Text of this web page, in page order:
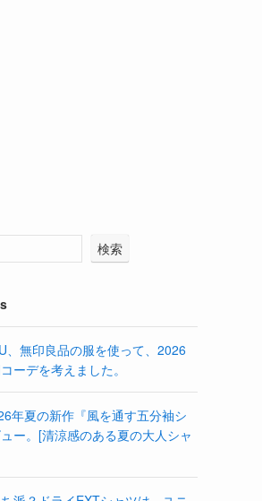
検索
、無印良品の服を使って、2026
ーデを考えました。
年夏の新作『風を通す五分袖シ
ー。[清涼感のある夏の大人シャ